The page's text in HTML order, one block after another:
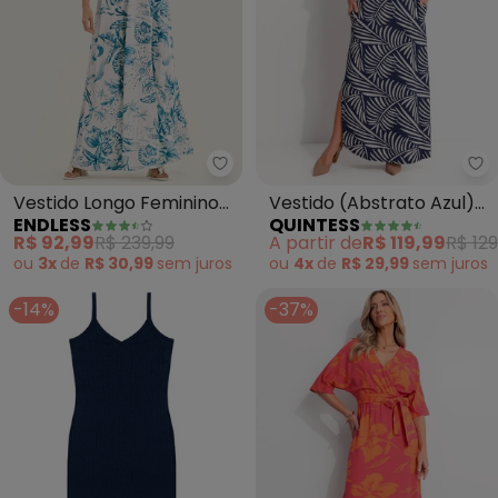
Endless - Vestido Longo
Vestido Longo Feminino
em Meia Malha (Azul)
ENDLESS
R$ 92,99R$ 239,99
ou 3x de R$ 30,99 sem juros
Vestido (Abstrato Azul)
em Malha de Viscose
QUINTESS
A partir deR$ 119,99R$
ou 4x de R$ 29,99 sem juros
-14% -37%